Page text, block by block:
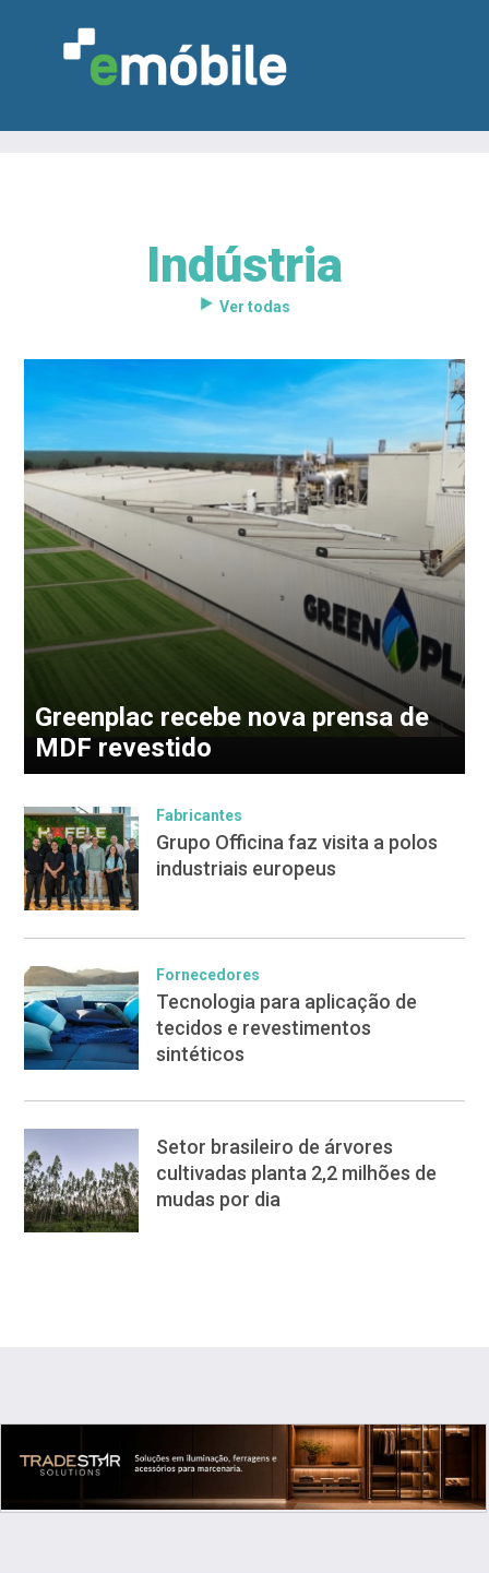
MARCENARIA
DESIGN & DECORAÇÃO
NOTÍCIAS
Indústria
Ver todas
Greenplac recebe nova prensa de
MDF revestido
Fabricantes
Grupo Officina faz visita a polos
industriais europeus
Fornecedores
Tecnologia para aplicação de
tecidos e revestimentos
sintéticos
Setor brasileiro de árvores
cultivadas planta 2,2 milhões de
mudas por dia